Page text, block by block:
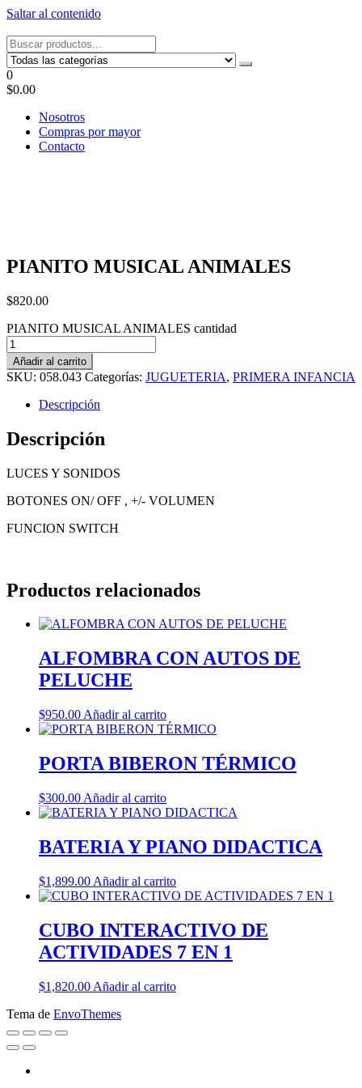
Saltar al contenido
Tel: 22087679 – Cel: 097 822122 – Joaquín Requena 2459
0
$0.00
Nosotros
Compras por mayor
Contacto
PIANITO MUSICAL ANIMALES
$820.00
PIANITO MUSICAL ANIMALES cantidad
Añadir al carrito
SKU: 058.043 Categorías: JUGUETERIA, PRIMERA INFANCIA
Descripción
Descripción
LUCES Y SONIDOS
BOTONES ON/ OFF , +/- VOLUMEN
FUNCION SWITCH
Productos relacionados
ALFOMBRA CON AUTOS DE
PELUCHE
$950.00 Añadir al carrito
PORTA BIBERON TÉRMICO
$300.00 Añadir al carrito
BATERIA Y PIANO DIDACTICA
$1,899.00 Añadir al carrito
CUBO INTERACTIVO DE
ACTIVIDADES 7 EN 1
$1,820.00 Añadir al carrito
Tema de EnvoThemes